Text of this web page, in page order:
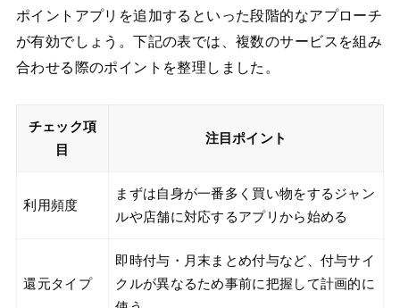
ポイントアプリを追加するといった段階的なアプローチ
が有効でしょう。下記の表では、複数のサービスを組み
合わせる際のポイントを整理しました。
チェック項
目
注目ポイント
利用頻度
まずは自身が一番多く買い物をするジャン
ルや店舗に対応するアプリから始める
還元タイプ
即時付与・月末まとめ付与など、付与サイ
クルが異なるため事前に把握して計画的に